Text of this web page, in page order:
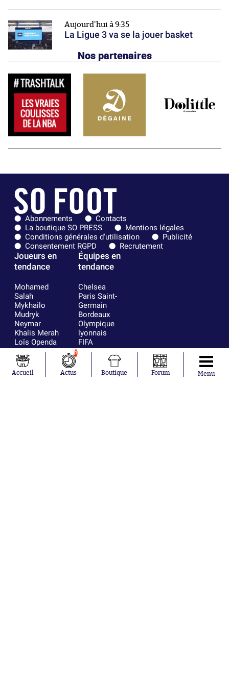
Aujourd'hui à 9:35
La Ligue 3 va se la jouer basket
Nos partenaires
Abonnements
Contacts
La boutique SO PRESS
Mentions légales
Conditions générales d'utilisation
Publicité
Consentement RGPD
Recrutement
Joueurs en
tendance
Mohamed
Salah
Mykhailo
Mudryk
Neymar
Khalis Merah
Loïs Openda
Moussa
Niakhaté
Nicolás
Tagliafico
Équipes en
tendance
Chelsea
Paris Saint-
Germain
Bordeaux
Olympique
lyonnais
FIFA
Real Madrid
RC Strasbourg
AC Milan
France
Accueil
4
Actus Boutique Forum Menu